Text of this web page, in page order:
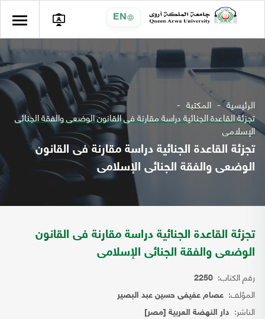
EN
الرئيسية المكتبة
تجزئة القاعدة الجنائية دراسة مقارنة فى القانون الوضعى والفقة الجنائى
الإسلامى
تجزئة القاعدة الجنائية دراسة مقارنة فى القانون
الوضعى والفقة الجنائى الإسلامى
تجزئة القاعدة الجنائية دراسة مقارنة فى القانون
الوضعى والفقة الجنائى الإسلامى
رقم الكتاب: 2250
المؤلف: عصام عفيفى حسين عبد البصير
الناشر: دار النهضة العربية [مصر]